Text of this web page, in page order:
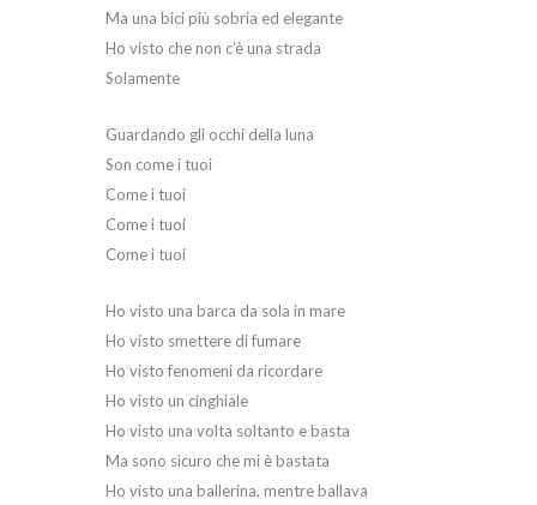
Ma una bici più sobria ed elegante
Ho visto che non c’è una strada
Solamente
Guardando gli occhi della luna
Son come i tuoi
Come i tuoi
Come i tuoi
Come i tuoi
Ho visto una barca da sola in mare
Ho visto smettere di fumare
Ho visto fenomeni da ricordare
Ho visto un cinghiale
Ho visto una volta soltanto e basta
Ma sono sicuro che mi è bastata
Ho visto una ballerina, mentre ballava